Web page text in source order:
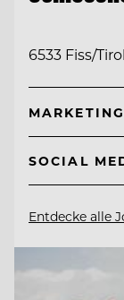
6533 Fiss/
SOCIAL
Entdecke alle